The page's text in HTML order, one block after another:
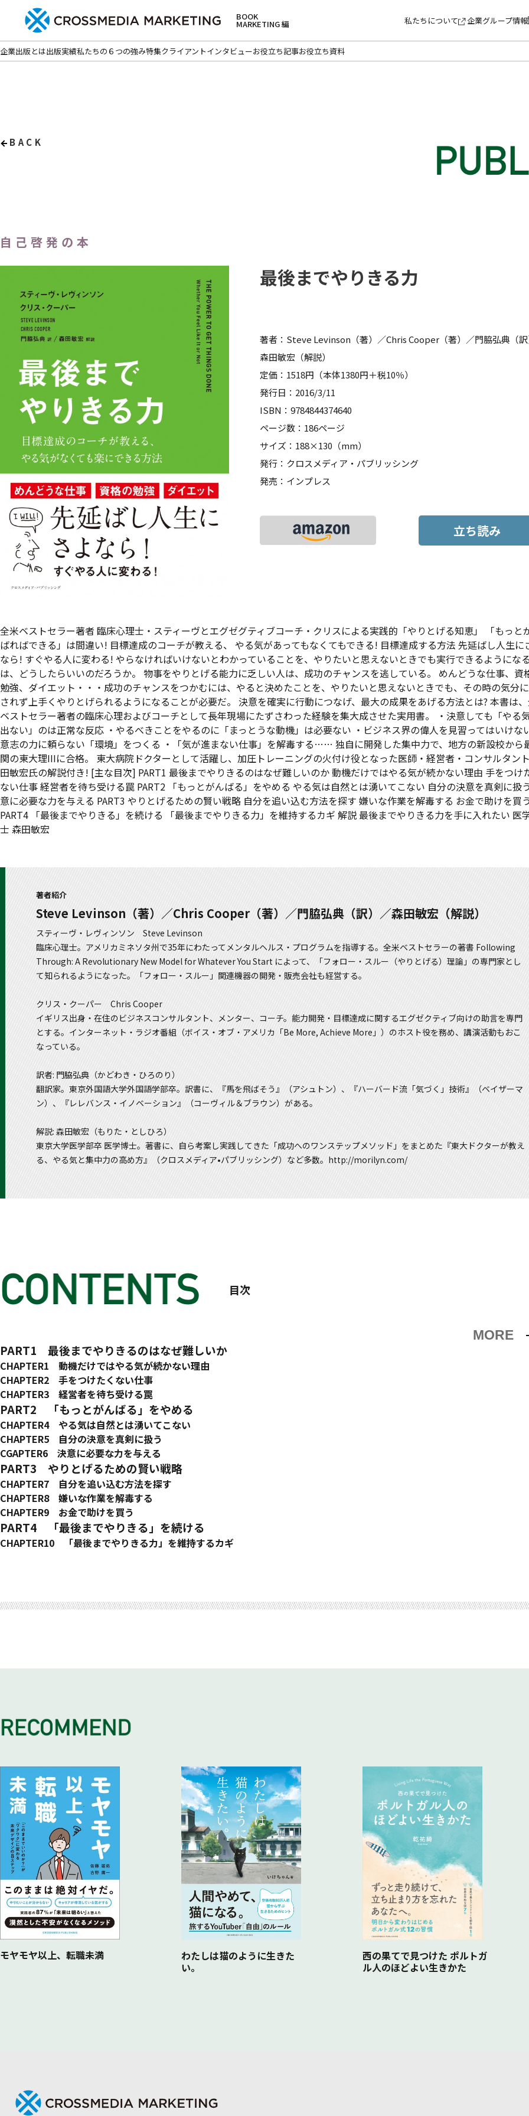
BOOK
MARKETING 編 私たちについて 企業グループ情報
企業出版とは出版実績私たちの６つの強み特集クライアントインタビューお役立ち記事お役立ち資料
BACK
自己啓発の本
最後までやりきる力
著者：Steve Levinson（著）／Chris Cooper（著）／門脇弘典（
森田敏宏（解説）
定価：1518円（本体1380円＋税10％）
発行日：2016/3/11
ISBN：9784844374640
ページ数：186ページ
サイズ：188×130（mm）
発行：クロスメディア・パブリッシング
発売：インプレス
立ち読み
全米ベストセラー著者 臨床心理士・スティーヴとエグゼグティブコーチ・クリスによる実践的「やりとげる知恵」 「もっと
ばればできる」は間違い! 目標達成のコーチが教える、 やる気があってもなくてもできる! 目標達成する方法 先延ばし人生に
なら! すぐやる人に変わる! やらなければいけないとわかっていることを、やりたいと思えないときでも実行できるようにな
は、どうしたらいいのだろうか。 物事をやりとげる能力に乏しい人は、成功のチャンスを逃している。 めんどうな仕事、資
勉強、ダイエット・・・成功のチャンスをつかむには、やると決めたことを、やりたいと思えないときでも、その時の気分
されず上手くやりとげられるようになることが必要だ。 決意を確実に行動につなげ、最大の成果をあげる方法とは? 本書は
ベストセラー著者の臨床心理およびコーチとして長年現場にたずさわった経験を集大成させた実用書。 ・決意しても「やる
出ない」のは正常な反応 ・やるべきことをやるのに「まっとうな動機」は必要ない ・ビジネス界の偉人を見習ってはいけな
意志の力に頼らない「環境」をつくる ・「気が進まない仕事」を解毒する…… 独自に開発した集中力で、地方の新設校から
関の東大理IIIに合格。 東大病院ドクターとして活躍し、加圧トレーニングの火付け役となった医師・経営者・コンサルタン
田敏宏氏の解説付き! [主な目次] PART1 最後までやりきるのはなぜ難しいのか 動機だけではやる気が続かない理由 手をつけ
ない仕事 経営者を待ち受ける罠 PART2 「もっとがんばる」をやめる やる気は自然とは湧いてこない 自分の決意を真剣に扱
意に必要な力を与える PART3 やりとげるための賢い戦略 自分を追い込む方法を探す 嫌いな作業を解毒する お金で助けを買
PART4 「最後までやりきる」を続ける 「最後までやりきる力」を維持するカギ 解説 最後までやりきる力を手に入れたい 医
士 森田敏宏
著者紹介
Steve Levinson（著）／Chris Cooper（著）／門脇弘典（訳）／森田敏宏（解説）
スティーヴ・レヴィンソン Steve Levinson
臨床心理士。アメリカミネソタ州で35年にわたってメンタルヘルス・プログラムを指導する。全米ベストセラーの著書 Following
Through: A Revolutionary New Model for Whatever You Start によって、「フォロー・スルー（やりとげる）理論」の専門家とし
て知られるようになった。「フォロー・スルー」関連機器の開発・販売会社も経営する。
クリス・クーパー Chris Cooper
イギリス出身・在住のビジネスコンサルタント、メンター、コーチ。能力開発・目標達成に関するエグゼクティブ向けの助言を専門
とする。インターネット・ラジオ番組（ボイス・オブ・アメリカ「Be More, Achieve More」）のホスト役を務め、講演活動もおこ
なっている。
訳者: 門脇弘典（かどわき・ひろのり）
翻訳家。東京外国語大学外国語学部卒。訳書に、『馬を飛ばそう』（アシュトン）、『ハーバード流「気づく」技術』（ベイザーマ
ン）、『レレバンス・イノベーション』（コーヴィル＆ブラウン）がある。
解説: 森田敏宏（もりた・としひろ）
東京大学医学部卒 医学博士。著書に、自ら考案し実践してきた「成功へのワンステップメソッド」をまとめた『東大ドクターが教え
る、やる気と集中力の高め方』（クロスメディア•パブリッシング）など多数。http://morilyn.com/
目次
MORE
序 アイヴァン・マイズナーは博士（世界最大級の異業種交流組織BNI創立者）
はじめに
読み始める前に
本書の使い方
PART1 最後までやりきるのはなぜ難しいか
CHAPTER1 動機だけではやる気が続かない理由
成功の決め手は「最後までやり切る力」
なぜやりとげられないのか
最後までやりきることができないのは、あなたのせいではない
やる気の働きに関する思い込み
異常値に惑わされてはいけない
やる気の働きに関する真実
現実にようこそ
望みはないのか
CHAPTER2 手をつけたくない仕事
やる気の湧かない仕事＝スライム
スライムは人によって違う
スライムを無視するのも大変な仕事
雇われの身に降りかかるスライム
CHAPTER3 経営者を待ち受ける罠
自由は諸刃の剣
なくなってから気づくもの
雇われのプレッシャーがなくなったとき
何ができないのかは、いざというときまでわからない
想定外のこと
何が変わったのか
クーパーが独立したときの苦労
裁量が広がると「最後までやりきる」のが困難になる
PART2 「もっとがんばる」をやめる
CHAPTER4 やる気は自然とは湧いてこない
やりとげるための方策
インスピレーションでやる気が起きる？
決意を立ち往生させてはいけない
インスピレーションより、「最後までやりきる力」
意識を変える準備ができたら
本気度を確認する
物事を最後までやりきることの利点
歩みを安定させる
CHAPTER5 自分の決意を真剣に扱う
決意を生み出すには
誓いの数を減らせば、守れる可能性が高まる
曖昧さをなくす
決意は自動的に働かない
目覚まし時計から学べること
決意を常に意識する
決意を呼び覚ます合図をつくる
CGAPTER6 決意に必要な力を与える
必要だと感じるようにする
一般人がやる気を出すには
強力な動機がなくては動き出せない
マーケティングの手法に学ぶ
意志の力に頼りすぎない
意志の力を節約するスイッチ
PART3 やりとげるための賢い戦略
CHAPTER7 自分を追い込む方法を探す
意志の力を節約するスイッチを押す
世界に宣言する
退路を断つ
やりとげられなかった場合の結果にリアリティをもたせる
CHAPTER8 嫌いな作業を解毒する
サケルザウルスを起こさない
ハードルを低くする
スタートを切る
CHAPTER9 お金で助けを買う
監督してもらう
追加料金がいらない場合もある
PART4 「最後までやりきる」を続ける
CHAPTER10 「最後までやりきる力」を維持するカギ
慢心しない
「最後までやりきる力」はあたりまえにあるものではない
モヤモヤ以上、転職未満
わたしは猫のように生きた
い。
西の果てで見つけた ポルトガ
ル人のほどよい生きかた